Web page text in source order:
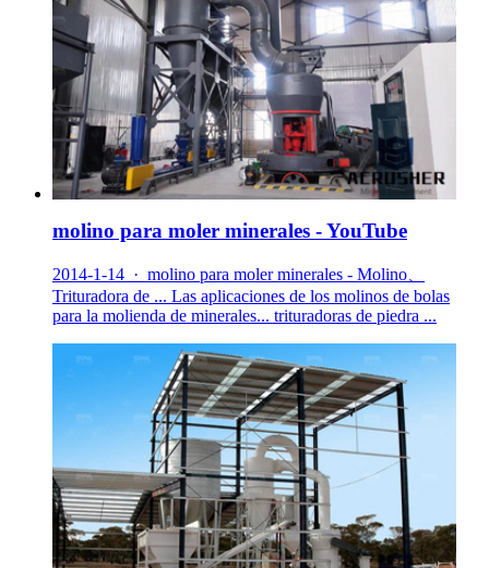
molino para moler minerales - YouTube
2014-1-14 · molino para moler minerales - Molino、
Trituradora de ... Las aplicaciones de los molinos de bolas
para la molienda de minerales... trituradoras de piedra ...